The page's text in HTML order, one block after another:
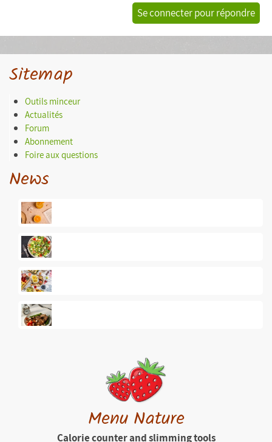
Se connecter pour répondre
Sitemap
Outils minceur
Actualités
Forum
Abonnement
Foire aux questions
News
Menu Nature
Calorie counter and slimming tools